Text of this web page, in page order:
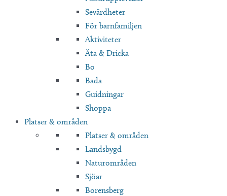
Sevärdheter
För barnfamiljen
Aktiviteter
Äta & Dricka
Bo
Bada
Guidningar
Shoppa
Platser & områden
Platser & områden
Landsbygd
Naturområden
Sjöar
Borensberg